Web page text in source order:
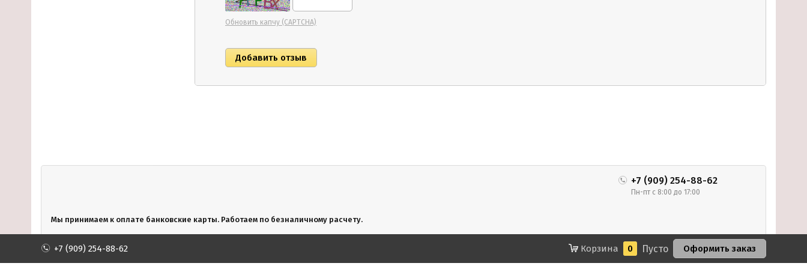
Обновить капчу (CAPTCHA)
+7 (909) 254-88-62
Пн-пт с 8:00 до 17:00
Мы принимаем к оплате банковские карты. Работаем по безналичному расчету.
+7 (909) 254-88-62 Корзина 0 Пусто Оформить заказ